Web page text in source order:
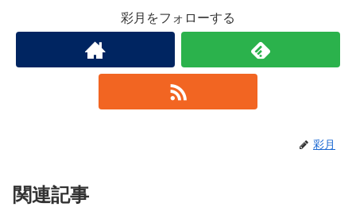
彩月をフォローする
彩月
関連記事